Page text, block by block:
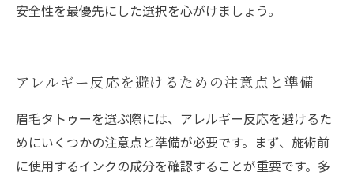
安全性を最優先にした選択を心がけましょう。
アレルギー反応を避けるための注意点と準備
眉毛タトゥーを選ぶ際には、アレルギー反応を避けるた
めにいくつかの注意点と準備が必要です。まず、施術前
に使用するインクの成分を確認することが重要です。多